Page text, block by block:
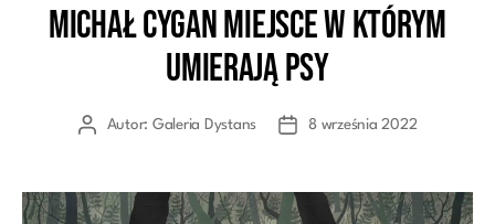
Kategorie
Michał Cygan Miejsce w którym
umierają psy
AutorAutor: Galeria Dystans
Data8 września 2022